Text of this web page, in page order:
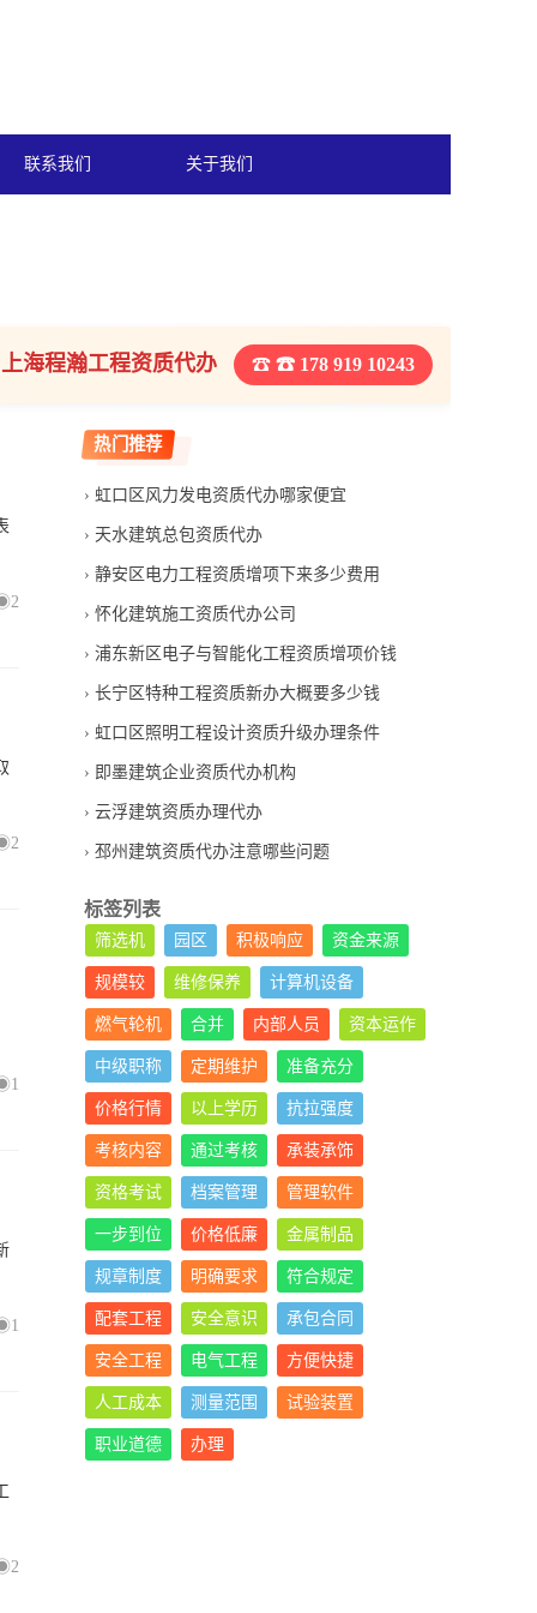
联系我们 关于我们
上海程瀚工程资质代办 ☎ 178 919 10243
2
2
1
1
2
热门推荐
虹口区风力发电资质代办哪家便宜
天水建筑总包资质代办
静安区电力工程资质增项下来多少费用
怀化建筑施工资质代办公司
浦东新区电子与智能化工程资质增项价钱
长宁区特种工程资质新办大概要多少钱
虹口区照明工程设计资质升级办理条件
即墨建筑企业资质代办机构
云浮建筑资质办理代办
邳州建筑资质代办注意哪些问题
标签列表
筛选机 园区 积极响应 资金来源
规模较 维修保养 计算机设备
燃气轮机 合并 内部人员 资本运作
中级职称 定期维护 准备充分
价格行情 以上学历 抗拉强度
考核内容 通过考核 承装承饰
资格考试 档案管理 管理软件
一步到位 价格低廉 金属制品
规章制度 明确要求 符合规定
配套工程 安全意识 承包合同
安全工程 电气工程 方便快捷
人工成本 测量范围 试验装置
职业道德 办理